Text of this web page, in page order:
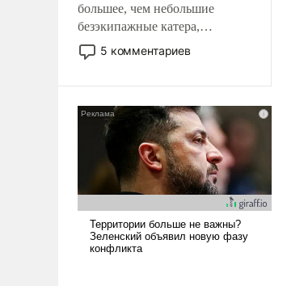
большее, чем небольшие
безэкипажные катера,
применение которых уже
стало обыденностью. Задача по
и ее реализация радикально
поднимет наши боевые
возможности.
5 комментариев